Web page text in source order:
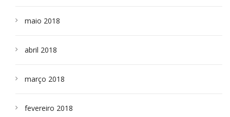
maio 2018
abril 2018
março 2018
fevereiro 2018